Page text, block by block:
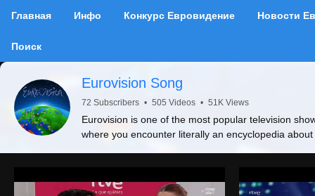
Главная Инфо Конкурс Евровидение Новости
Поиск
Eurovision Song
72 Subscribers • 505 Videos • 51K Views
Eurovision is one of the most popular television
where you encounter literally an encyclopedia